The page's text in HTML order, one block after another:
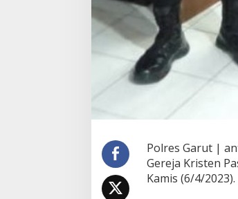
Polres Garut |
Gereja Kristen
Kamis (6/4/2023).